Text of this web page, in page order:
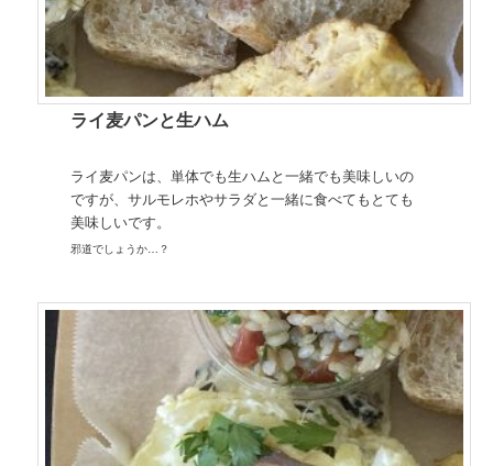
ライ麦パンと生ハム
ライ麦パンは、単体でも生ハムと一緒でも美味しいの
ですが、サルモレホやサラダと一緒に食べてもとても
美味しいです。
邪道でしょうか…？